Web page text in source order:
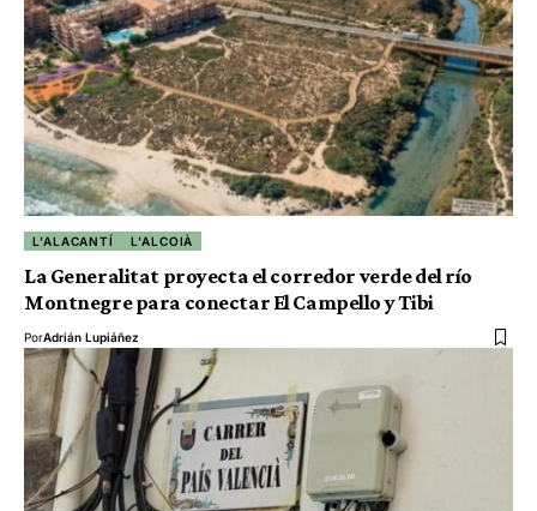
L'ALACANTÍ L'ALCOIÀ
La Generalitat proyecta el corredor verde del río
Montnegre para conectar El Campello y Tibi
PorAdrián Lupiáñez